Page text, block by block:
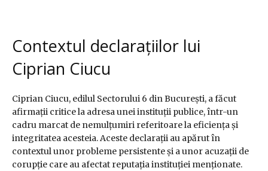
Contextul declarațiilor lui
Ciprian Ciucu
Ciprian Ciucu, edilul Sectorului 6 din București, a făcut
afirmații critice la adresa unei instituții publice, într-un
cadru marcat de nemulțumiri referitoare la eficiența și
integritatea acesteia. Aceste declarații au apărut în
contextul unor probleme persistente și a unor acuzații de
corupție care au afectat reputația instituției menționate.